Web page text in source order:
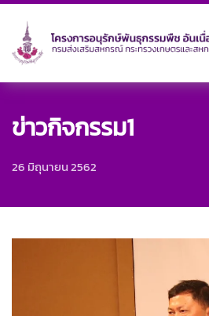
ข่าวกิจกรรม1
26 มิถุนายน 2562